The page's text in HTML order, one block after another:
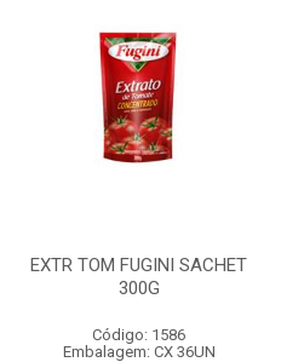
EXTR TOM FUGINI SACHET
300G
Código: 1586
Embalagem: CX 36UN